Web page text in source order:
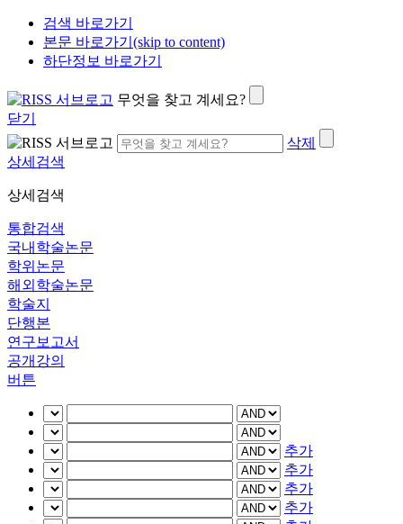
검색 바로가기
본문 바로가기(skip to content)
하단정보 바로가기
무엇을 찾고 계세요?
닫기
삭제
상세검색
상세검색
통합검색
국내학술논문
학위논문
해외학술논문
학술지
단행본
연구보고서
공개강의
버튼
추가
추가
추가
추가